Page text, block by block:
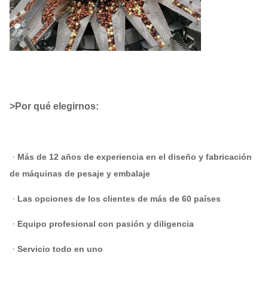
>Por qué elegirnos:
ᆞ Más de 12 años de experiencia en el diseño y fabricación
de máquinas de pesaje y embalaje
ᆞLas opciones de los clientes de más de 60 países
ᆞEquipo profesional con pasión y diligencia
ᆞServicio todo en uno